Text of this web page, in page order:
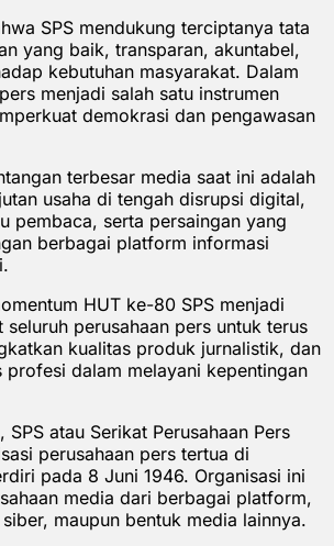
SPS mendukung terciptanya tata
yang baik, transparan, akuntabel,
kebutuhan masyarakat. Dalam
menjadi salah satu instrumen
demokrasi dan pengawasan
terbesar media saat ini adalah
usaha di tengah disrupsi digital,
pembaca, serta persaingan yang
berbagai platform informasi
HUT ke-80 SPS menjadi
seluruh perusahaan pers untuk terus
kualitas produk jurnalistik, dan
profesi dalam melayani kepentingan
atau Serikat Perusahaan Pers
perusahaan pers tertua di
pada 8 Juni 1946. Organisasi ini
media dari berbagai platform,
maupun bentuk media lainnya.